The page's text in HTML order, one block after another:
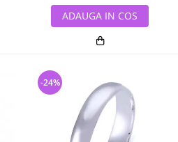
ADAUGA IN COS
-24%